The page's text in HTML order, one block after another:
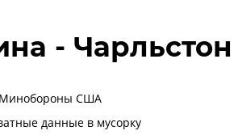
- Чарльстон
Минобороны США
данные в мусорку